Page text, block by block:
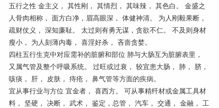
五行之性 金主义， 其性刚， 其情烈， 其味辣， 其色白。 金盛之
人骨肉相称， 面方白净，眉高眼深， 体健神清。 为人刚毅果断，
疏财仗义， 深知廉耻。 太过则有勇无谋，贪欲不仁。 不及则身材
瘦小， 为人刻薄内毒， 喜淫好杀， 吝啬贪婪。
四柱五行生克中对应需补的脏腑和部位 肺与大肠互为脏腑表里，
又属气管及整个呼吸系统。 过旺或过衰， 较宜患大肠， 肺， 脐，
咳痰， 肝， 皮肤， 痔疮， 鼻气管等方面的疾病。
宜从事行业与方位 宜金者， 喜西方。 可从事精纤材或金属工具材
料， 坚硬， 决断， 武术， 鉴定，总管， 汽车， 交通， 金融， 工